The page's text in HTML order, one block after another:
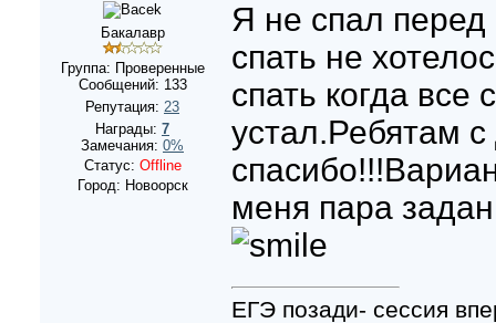
Бакалавр
Группа: Проверенные
Сообщений: 133
Репутация: 23
Награды: 7
Замечания: 0%
Статус: Offline
Город: Новоорск
Я не спал
спать не
спать когда все
устал.Ребятам
меня пара
ЕГЭ позади- сессия